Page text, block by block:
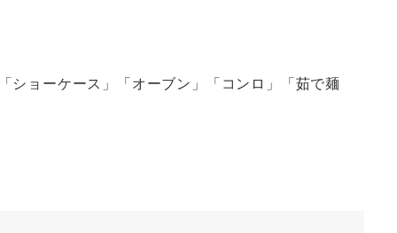
ショーケース」「オーブン」「コンロ」「茹で麺